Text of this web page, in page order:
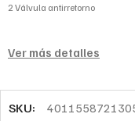
2 Válvula antirretorno
Ver más detalles
SKU: